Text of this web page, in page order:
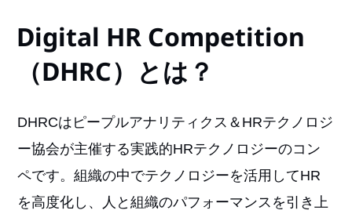
Digital HR Competition
（DHRC）とは？
DHRCはピープルアナリティクス＆HRテクノロジ
ー協会が主催する実践的HRテクノロジーのコン
ペです。組織の中でテクノロジーを活用してHR
を高度化し、人と組織のパフォーマンスを引き上